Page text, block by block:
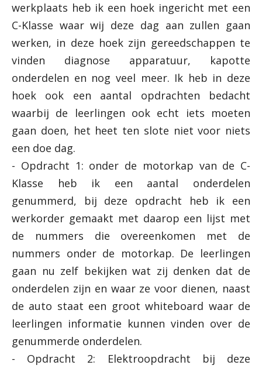
werkplaats heb ik een hoek ingericht met een
C-Klasse waar wij deze dag aan zullen gaan
werken, in deze hoek zijn gereedschappen te
vinden diagnose apparatuur, kapotte
onderdelen en nog veel meer. Ik heb in deze
hoek ook een aantal opdrachten bedacht
waarbij de leerlingen ook echt iets moeten
gaan doen, het heet ten slote niet voor niets
een doe dag.
- Opdracht 1: onder de motorkap van de C-
Klasse heb ik een aantal onderdelen
genummerd, bij deze opdracht heb ik een
werkorder gemaakt met daarop een lijst met
de nummers die overeenkomen met de
nummers onder de motorkap. De leerlingen
gaan nu zelf bekijken wat zij denken dat de
onderdelen zijn en waar ze voor dienen, naast
de auto staat een groot whiteboard waar de
leerlingen informatie kunnen vinden over de
genummerde onderdelen.
- Opdracht 2: Elektroopdracht bij deze